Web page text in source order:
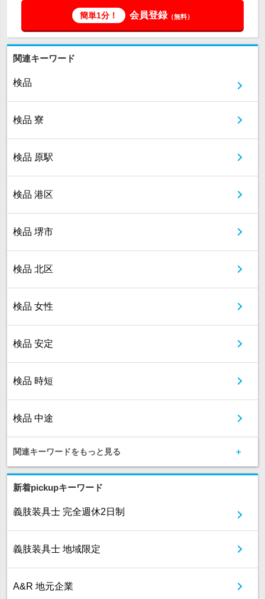
簡単1分！ 会員登録（無料）
関連キーワード
検品
検品 寮
検品 原駅
検品 港区
検品 堺市
検品 北区
検品 女性
検品 安定
検品 時短
検品 中途
関連キーワードをもっと見る
新着pickupキーワード
義肢装具士 完全週休2日制
義肢装具士 地域限定
A&R 地元企業